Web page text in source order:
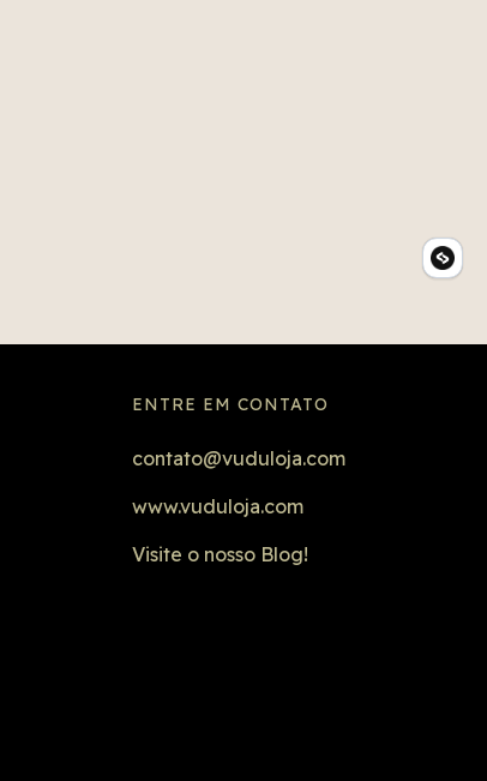
ENTRE EM CONTATO
contato@vuduloja.com
www.vuduloja.com
Visite o nosso Blog!